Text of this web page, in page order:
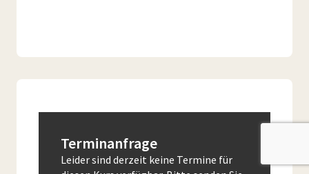
Terminanfrage
Leider sind derzeit keine Termine für